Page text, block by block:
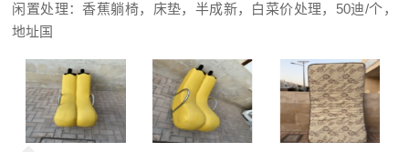
闲置处理：香蕉躺椅，床垫，半成新，白菜价处理，50迪/个，
地址国